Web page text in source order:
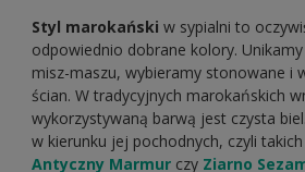
Styl marokański w sypialni to
odpowiednio dobrane kolory.
misz-maszu, wybieramy stonowane i
ścian. W tradycyjnych marokańskich
wykorzystywaną barwą jest czysta
w kierunku jej pochodnych, czyli
Antyczny Marmur czy Ziarno